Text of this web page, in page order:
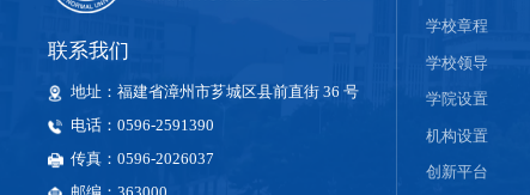
联系我们
地址：福建省漳州市芗城区县前直街 36 号
电话：0596-2591390
传真：0596-2026037
学校章程
学校领导
学院设置
机构设置
创新平台